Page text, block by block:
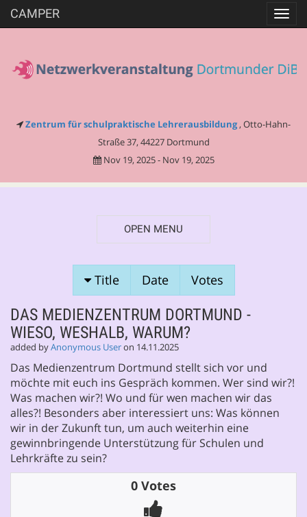
CAMPER
Zentrum für schulpraktische Lehrerausbildung , Otto-Hahn-
Straße 37, 44227 Dortmund
Nov 19, 2025 - Nov 19, 2025
OPEN MENU
Title Date Votes
DAS MEDIENZENTRUM DORTMUND -
WIESO, WESHALB, WARUM?
added byAnonymous Useron 14.11.2025
Das Medienzentrum Dortmund stellt sich vor und
möchte mit euch ins Gespräch kommen. Wer sind wir?!
Was machen wir?! Wo und für wen machen wir das
alles?! Besonders aber interessiert uns: Was können
wir in der Zukunft tun, um auch weiterhin eine
gewinnbringende Unterstützung für Schulen und
Lehrkräfte zu sein?
0 Votes